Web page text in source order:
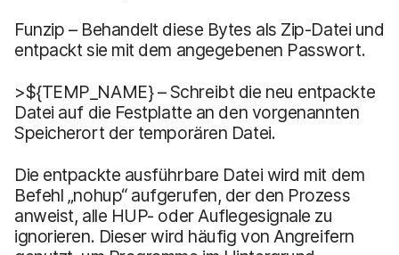
Funzip – Behandelt diese Bytes als Zip-Datei und
entpackt sie mit dem angegebenen Passwort.
>${TEMP_NAME} – Schreibt die neu entpackte
Datei auf die Festplatte an den vorgenannten
Speicherort der temporären Datei.
Die entpackte ausführbare Datei wird mit dem
Befehl „nohup“ aufgerufen, der den Prozess
anweist, alle HUP- oder Auflegesignale zu
ignorieren. Dieser wird häufig von Angreifern